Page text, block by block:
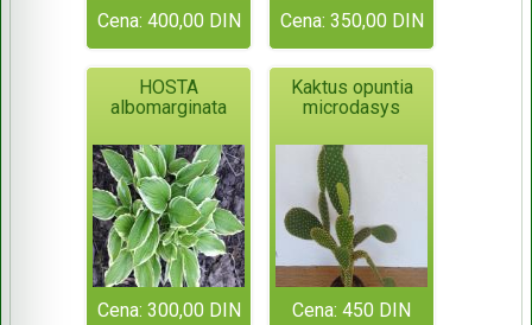
Cena: 400,00 DIN Cena: 350,00 DIN
HOSTA
albomarginata
Cena: 300,00 DIN
Kaktus opuntia
microdasys
Cena: 450 DIN